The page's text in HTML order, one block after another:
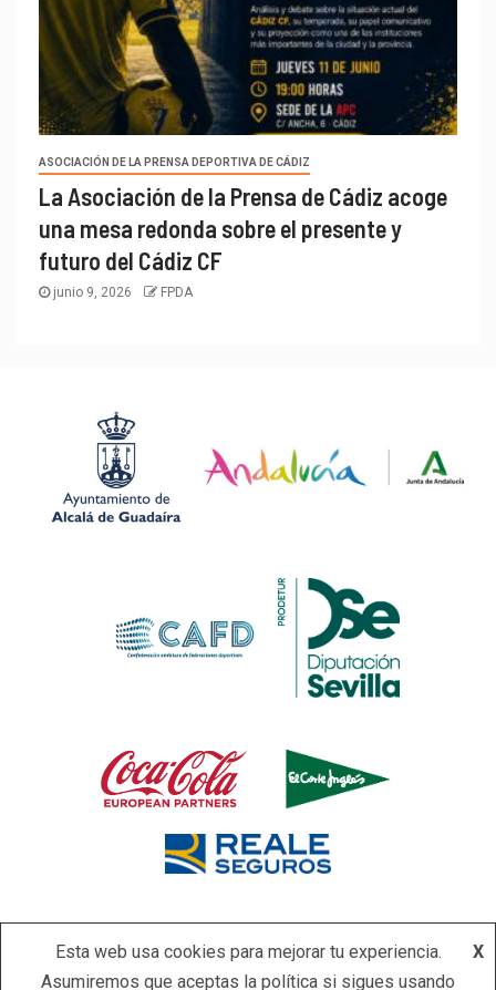
ASOCIACIÓN DE LA PRENSA DEPORTIVA DE CÁDIZ
La Asociación de la Prensa de Cádiz acoge
una mesa redonda sobre el presente y
futuro del Cádiz CF
junio 9, 2026 FPDA
Copyright © Todos los derechos reservados.|Newsever
Esta web usa cookies para mejorar tu experiencia.
Asumiremos que aceptas la política si sigues usando
X